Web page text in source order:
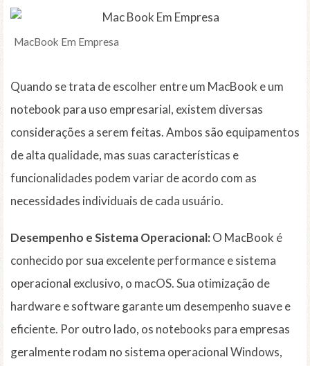
MacBook Em Empresa
Quando se trata de escolher entre um MacBook e um
notebook para uso empresarial, existem diversas
considerações a serem feitas. Ambos são equipamentos
de alta qualidade, mas suas características e
funcionalidades podem variar de acordo com as
necessidades individuais de cada usuário.
Desempenho e Sistema Operacional:O MacBook é
conhecido por sua excelente performance e sistema
operacional exclusivo, o macOS. Sua otimização de
hardware e software garante um desempenho suave e
eficiente. Por outro lado, os notebooks para empresas
geralmente rodam no sistema operacional Windows,